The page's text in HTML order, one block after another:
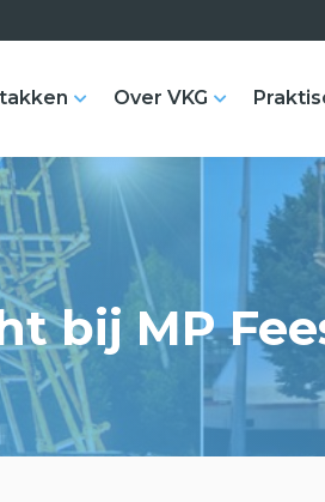
Over VKG
bij MP